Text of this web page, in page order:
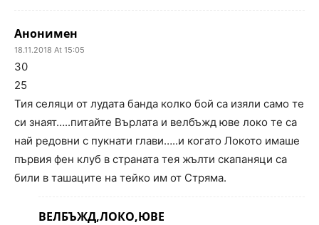
Анонимен
18.11.2018 At 15:05
30
25
Тия селяци от лудата банда колко бой са изяли само те
си знаят…..питайте Върлата и велбъжд юве локо те са
най редовни с пукнати глави…..и когато Локото имаше
първия фен клуб в страната тея жълти скапаняци са
били в ташаците на тейко им от Стряма.
ВЕЛБЪЖД,ЛОКО,ЮВЕ